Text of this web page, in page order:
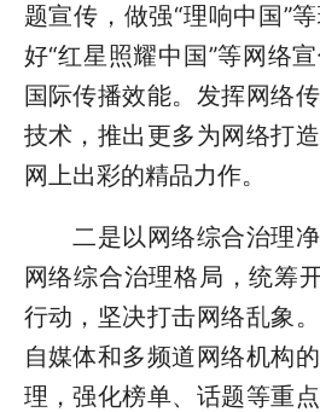
题宣传，做强“理响中国”
好“红星照耀中国”等网络
国际传播效能。发挥网络
技术，推出更多为网络打
网上出彩的精品力作。
二是以网络综合治理净
网络综合治理格局，统筹
行动，坚决打击网络乱象
自媒体和多频道网络机构
理，强化榜单、话题等重